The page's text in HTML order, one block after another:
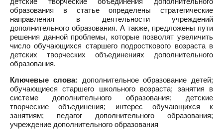
образования в статье определены стратегические
направления в деятельности учреждений
дополнительного образования. А также, предложены пути
решения данной проблемы, которые позволят увеличить
число обучающихся старшего подросткового возраста в
детских творческих объединениях дополнительного
образования.
Ключевые слова: дополнительное образование детей;
обучающиеся старшего школьного возраста; занятия в
системе дополнительного образования; детские
творческие объединения; интерес обучающихся к
занятиям; педагог дополнительного образования;
учреждение дополнительного образования